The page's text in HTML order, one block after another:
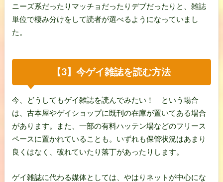
ニーズ系だったりマッチョだったりデブだったりと、雑誌
単位で棲み分けをして読者が選べるようになっていまし
た。
【3】今ゲイ雑誌を読む方法
今、どうしてもゲイ雑誌を読んでみたい！ という場合
は、古本屋やゲイショップに既刊の在庫が置いてある場合
があります。また、一部の有料ハッテン場などのフリース
ペースに置かれていることも。いずれも保管状況はあまり
良くはなく、破れていたり落丁があったりします。
ゲイ雑誌に代わる媒体としては、やはりネットが中心にな